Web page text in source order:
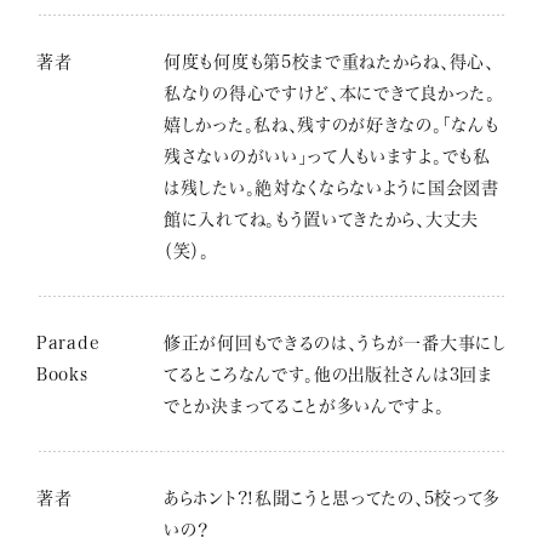
著者
何度も何度も第5校まで重ねたからね、得心、
私なりの得心ですけど、本にできて良かった。
嬉しかった。私ね、残すのが好きなの。「なんも
残さないのがいい」って人もいますよ。でも私
は残したい。絶対なくならないように国会図書
館に入れてね。もう置いてきたから、大丈夫
（笑）。
Parade
Books
修正が何回もできるのは、うちが一番大事にし
てるところなんです。他の出版社さんは3回ま
でとか決まってることが多いんですよ。
著者
あらホント?!私聞こうと思ってたの、5校って多
いの？